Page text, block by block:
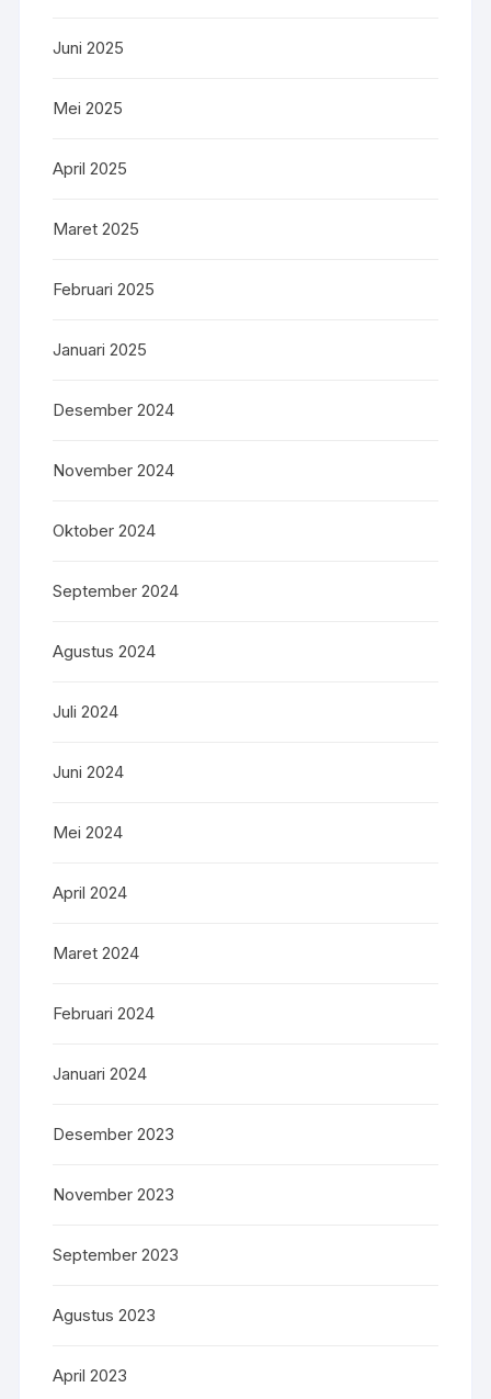
Juni 2025
Mei 2025
April 2025
Maret 2025
Februari 2025
Januari 2025
Desember 2024
November 2024
Oktober 2024
September 2024
Agustus 2024
Juli 2024
Juni 2024
Mei 2024
April 2024
Maret 2024
Februari 2024
Januari 2024
Desember 2023
November 2023
September 2023
Agustus 2023
April 2023